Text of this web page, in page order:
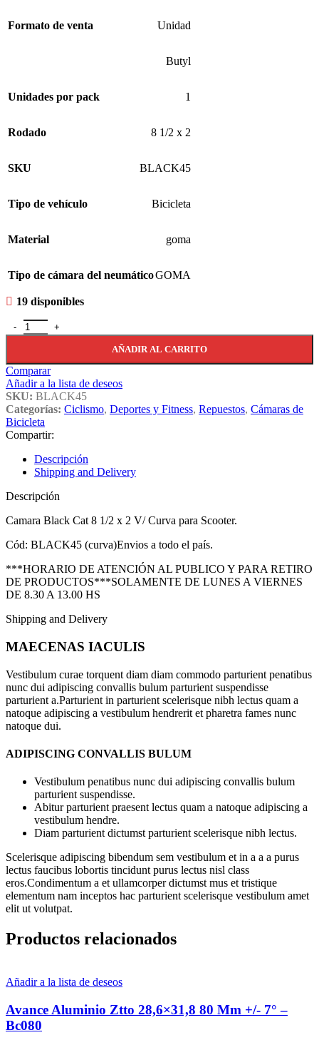
Formato de venta Unidad
Butyl
Unidades por pack 1
Rodado 8 1/2 x 2
SKU BLACK45
Tipo de vehículo Bicicleta
Material goma
Tipo de cámara del neumáticoGOMA
19 disponibles
Cámara Black Cat Scooter 8 1/2 X 2 Válvula Curva Black45
AÑADIR AL CARRITO
Comparar
Añadir a la lista de deseos
SKU: BLACK45
Categorías: Ciclismo, Deportes y Fitness, Repuestos, Cámaras de
Bicicleta
Compartir:
Descripción
Shipping and Delivery
Descripción
Camara Black Cat 8 1/2 x 2 V/ Curva para Scooter.
Cód: BLACK45 (curva)Envios a todo el país.
***HORARIO DE ATENCIÓN AL PUBLICO Y PARA RETIRO
DE PRODUCTOS***SOLAMENTE DE LUNES A VIERNES
DE 8.30 A 13.00 HS
Shipping and Delivery
MAECENAS IACULIS
Vestibulum curae torquent diam diam commodo parturient penatibus
nunc dui adipiscing convallis bulum parturient suspendisse
parturient a.Parturient in parturient scelerisque nibh lectus quam a
natoque adipiscing a vestibulum hendrerit et pharetra fames nunc
natoque dui.
ADIPISCING CONVALLIS BULUM
Vestibulum penatibus nunc dui adipiscing convallis bulum
parturient suspendisse.
Abitur parturient praesent lectus quam a natoque adipiscing a
vestibulum hendre.
Diam parturient dictumst parturient scelerisque nibh lectus.
Scelerisque adipiscing bibendum sem vestibulum et in a a a purus
lectus faucibus lobortis tincidunt purus lectus nisl class
eros.Condimentum a et ullamcorper dictumst mus et tristique
elementum nam inceptos hac parturient scelerisque vestibulum amet
elit ut volutpat.
Productos relacionados
Añadir a la lista de deseos
Avance Aluminio Ztto 28,6×31,8 80 Mm +/- 7° –
Bc080